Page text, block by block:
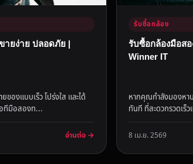
ายง่าย ปลอดภัย |
องแบบเร็ว โปร่งใส และได้
อทีมือสองท...
อ่านต่อ →
รับซื้อกล้อง
รับซื้อกล้องมือส
Winner IT
หากคุณกำลังมองหา
ทันที ที่สะดวกรวดเร็
8 เม.ย. 2569